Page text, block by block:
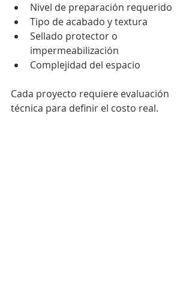
Nivel de preparación requerido
Tipo de acabado y textura
Sellado protector o
impermeabilización
Complejidad del espacio
Cada proyecto requiere evaluación
técnica para definir el costo real.